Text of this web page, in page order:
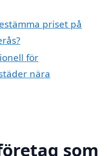
priset på
för
nära
som